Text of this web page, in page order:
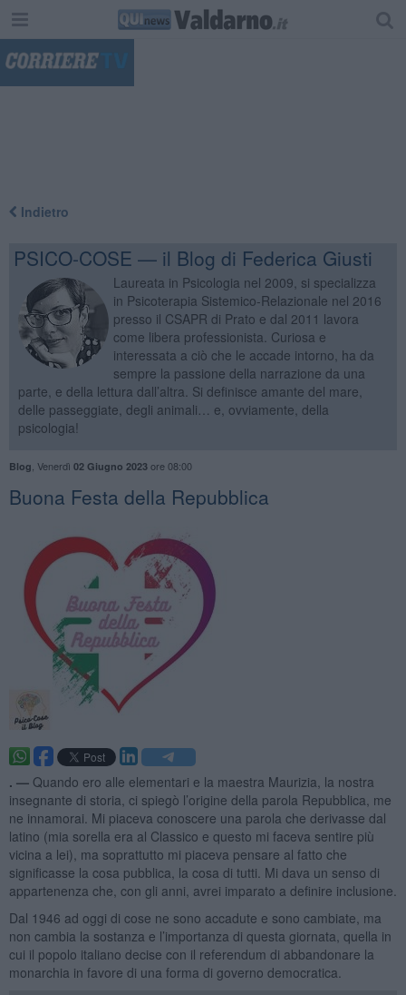
Indietro
PSICO-COSE — il Blog di Federica Giusti
Laureata in Psicologia nel 2009, si specializza
in Psicoterapia Sistemico-Relazionale nel 2016
presso il CSAPR di Prato e dal 2011 lavora
come libera professionista. Curiosa e
interessata a ciò che le accade intorno, ha da
sempre la passione della narrazione da una
parte, e della lettura dall’altra. Si definisce amante del mare,
delle passeggiate, degli animali… e, ovviamente, della
psicologia!
Blog Venerdì 02 Giugno 2023ore 08:00
​Buona Festa della Repubblica
. — Quando ero alle elementari e la maestra Maurizia, la nostra
insegnante di storia, ci spiegò l’origine della parola Repubblica, me
ne innamorai. Mi piaceva conoscere una parola che derivasse dal
latino (mia sorella era al Classico e questo mi faceva sentire più
vicina a lei), ma soprattutto mi piaceva pensare al fatto che
significasse la cosa pubblica, la cosa di tutti. Mi dava un senso di
appartenenza che, con gli anni, avrei imparato a definire inclusione.
Dal 1946 ad oggi di cose ne sono accadute e sono cambiate, ma
non cambia la sostanza e l’importanza di questa giornata, quella in
cui il popolo italiano decise con il referendum di abbandonare la
monarchia in favore di una forma di governo democratica.